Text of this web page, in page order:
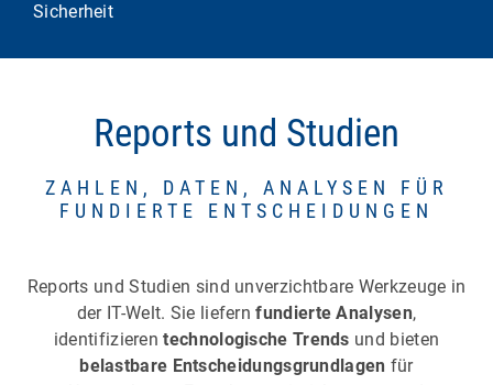
Sicherheit
Reports und Studien
ZAHLEN, DATEN, ANALYSEN FÜR
FUNDIERTE ENTSCHEIDUNGEN
Reports und Studien sind unverzichtbare Werkzeuge in
der IT-Welt. Sie liefernfundierte Analysen,
identifizierentechnologische Trends und bieten
belastbare Entscheidungsgrundlagen für